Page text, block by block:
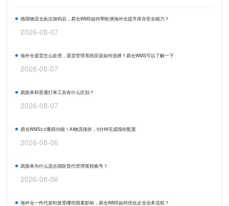
德国物流仓执法加码后，易仓WMS如何帮欧洲海外仓提升库存安全能力？
2026-08-07
海外仓退货怎么处理，退货管理系统应该如何选择？易仓WMS可以了解一下
2026-08-07
易面单和普通打单工具有什么区别？
2026-08-07
易仓WMS2.0重磅功能！AI物流报价，5分钟完成报价配置
2026-08-06
易面单为什么适合国际货代管理尾程账号？
2026-08-06
海外仓一件代发时效受哪些因素影响，易仓WMS如何优化企业业务流程？